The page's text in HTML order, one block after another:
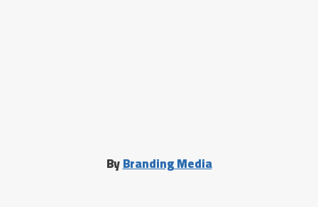
ByBranding Media